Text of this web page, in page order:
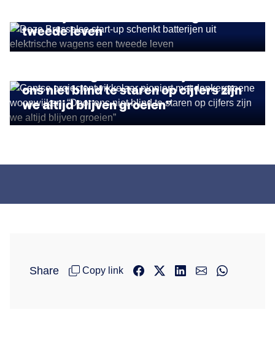
tweede leven
DUURZAAM ONDERNEMEN
ons niet blind te staren op cijfers zijn
we altijd blijven groeien”
Share Copy link